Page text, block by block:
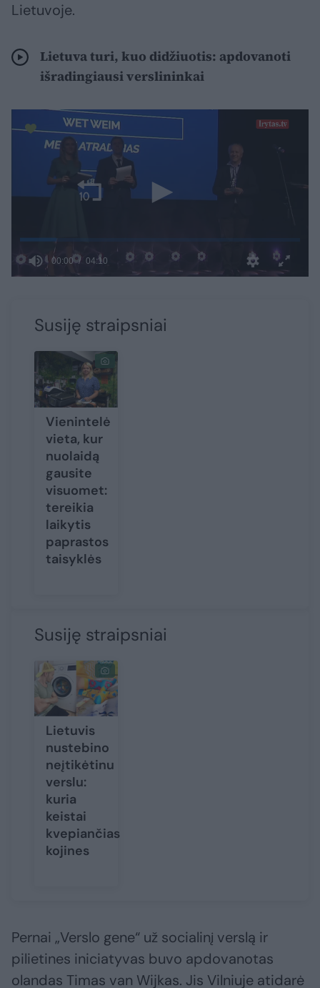
Lietuvoje.
Lietuva turi, kuo didžiuotis: apdovanoti
išradingiausi verslininkai
Susiję straipsniai
Vienintelė
vieta, kur
nuolaidą
gausite
visuomet:
tereikia
laikytis
paprastos
taisyklės
Susiję straipsniai
Lietuvis
nustebino
neįtikėtinu
verslu:
kuria
keistai
kvepiančias
kojines
Pernai „Verslo gene“ už socialinį verslą ir
pilietines iniciatyvas buvo apdovanotas
olandas Timas van Wijkas. Jis Vilniuje atidarė